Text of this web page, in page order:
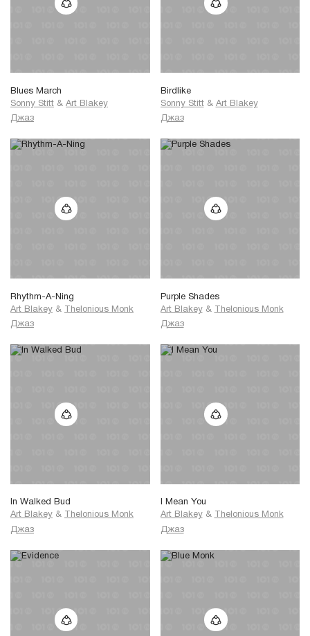
Blues March
Sonny Stitt & Art Blakey
Джаз
Birdlike
Sonny Stitt & Art Blakey
Джаз
Rhythm-A-Ning
Art Blakey &
Thelonious Monk
Джаз
Purple Shades
Art Blakey &
Thelonious Monk
Джаз
In Walked Bud
Art Blakey &
Thelonious Monk
Джаз
I Mean You
Art Blakey &
Thelonious Monk
Джаз